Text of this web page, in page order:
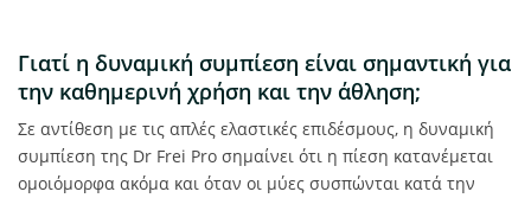
Γιατί η δυναμική συμπίεση είναι σημαντική για
την καθημερινή χρήση και την άθληση;
Σε αντίθεση με τις απλές ελαστικές επιδέσμους, η δυναμική
συμπίεση της Dr Frei Pro σημαίνει ότι η πίεση κατανέμεται
ομοιόμορφα ακόμα και όταν οι μύες συσπώνται κατά την